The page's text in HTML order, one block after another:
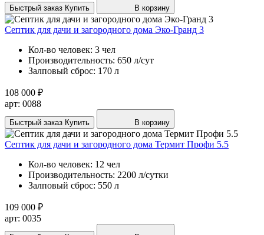
Быстрый заказ Купить В корзину
Септик для дачи и загородного дома Эко-Гранд 3
Кол-во человек: 3 чел
Производительность: 650 л/сут
Залповый сброс: 170 л
108 000 ₽
арт: 0088
Быстрый заказ Купить В корзину
Септик для дачи и загородного дома Термит Профи 5.5
Кол-во человек: 12 чел
Производительность: 2200 л/сутки
Залповый сброс: 550 л
109 000 ₽
арт: 0035